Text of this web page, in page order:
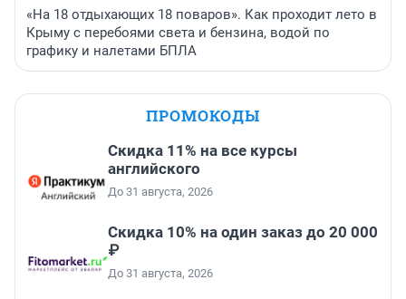
«На 18 отдыхающих 18 поваров». Как проходит лето в
Крыму с перебоями света и бензина, водой по
графику и налетами БПЛА
ПРОМОКОДЫ
Скидка 11% на все курсы
английского
До 31 августа, 2026
Скидка 10% на один заказ до 20 000
₽
До 31 августа, 2026